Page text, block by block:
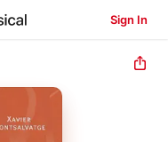
Sign In